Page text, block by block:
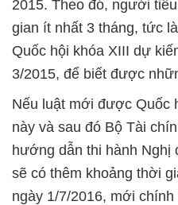
2015. Theo đó, người
gian ít nhất 3 tháng, tức
Quốc hội khóa XIII dự
3/2015, để biết được
Nếu luật mới được Quốc
này và sau đó Bộ Tài
hướng dẫn thi hành Nghị
sẽ có thêm khoảng thời
ngày 1/7/2016, mới